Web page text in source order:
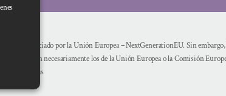
Financiado por la Unión Europea – NextGenerationEU. Sin
reflejan necesariamente los de la Unión Europea o la Comisión
mismas